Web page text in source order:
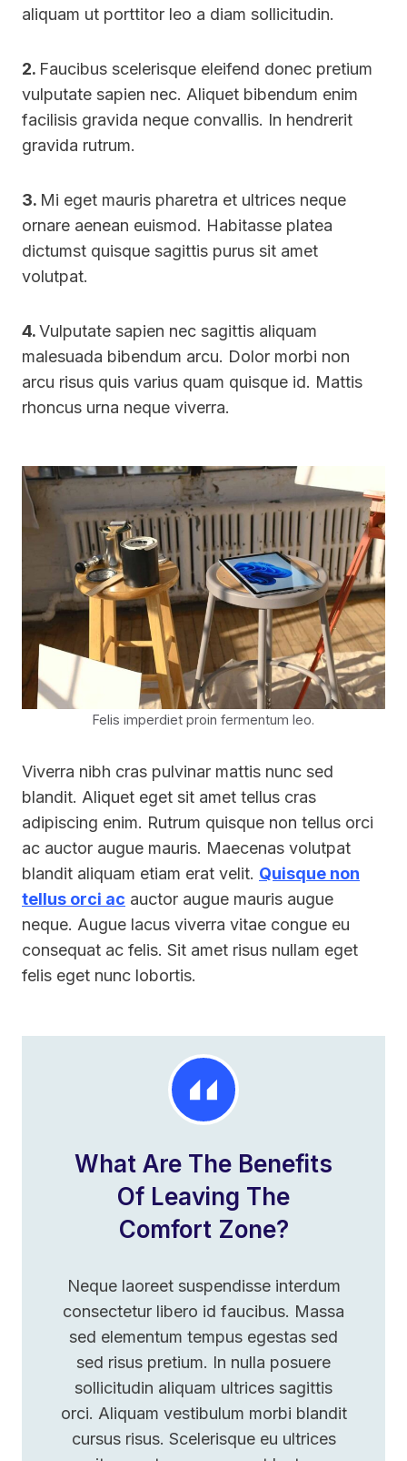
aliquam ut porttitor leo a diam sollicitudin.
2. Faucibus scelerisque eleifend donec pretium
vulputate sapien nec. Aliquet bibendum enim
facilisis gravida neque convallis. In hendrerit
gravida rutrum.
3. Mi eget mauris pharetra et ultrices neque
ornare aenean euismod. Habitasse platea
dictumst quisque sagittis purus sit amet
volutpat.
4.Vulputate sapien nec sagittis aliquam
malesuada bibendum arcu. Dolor morbi non
arcu risus quis varius quam quisque id. Mattis
rhoncus urna neque viverra.
Felis imperdiet proin fermentum leo.
Viverra nibh cras pulvinar mattis nunc sed
blandit. Aliquet eget sit amet tellus cras
adipiscing enim. Rutrum quisque non tellus orci
ac auctor augue mauris. Maecenas volutpat
blandit aliquam etiam erat velit. Quisque non
tellus orci ac auctor augue mauris augue
neque. Augue lacus viverra vitae congue eu
consequat ac felis. Sit amet risus nullam eget
felis eget nunc lobortis.
What Are The Benefits
Of Leaving The
Comfort Zone?
Neque laoreet suspendisse interdum
consectetur libero id faucibus. Massa
sed elementum tempus egestas sed
sed risus pretium. In nulla posuere
sollicitudin aliquam ultrices sagittis
orci. Aliquam vestibulum morbi blandit
cursus risus. Scelerisque eu ultrices